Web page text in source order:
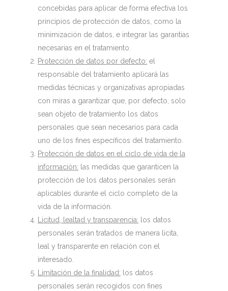
concebidas para aplicar de forma efectiva los
principios de protección de datos, como la
minimización de datos, e integrar las garantías
necesarias en el tratamiento.
Protección de datos por defecto: el
responsable del tratamiento aplicará las
medidas técnicas y organizativas apropiadas
con miras a garantizar que, por defecto, solo
sean objeto de tratamiento los datos
personales que sean necesarios para cada
uno de los fines específicos del tratamiento.
Protección de datos en el ciclo de vida de la
información: las medidas que garanticen la
protección de los datos personales serán
aplicables durante el ciclo completo de la
vida de la información.
Licitud, lealtad y transparencia: los datos
personales serán tratados de manera lícita,
leal y transparente en relación con el
interesado.
Limitación de la finalidad: los datos
personales serán recogidos con fines